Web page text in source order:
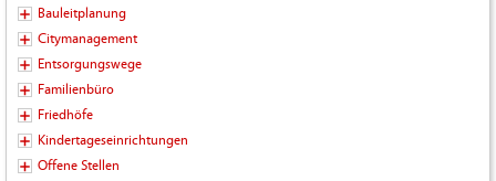
Bauleitplanung
Citymanagement
Entsorgungswege
Familienbüro
Friedhöfe
Kindertageseinrichtungen
Offene Stellen